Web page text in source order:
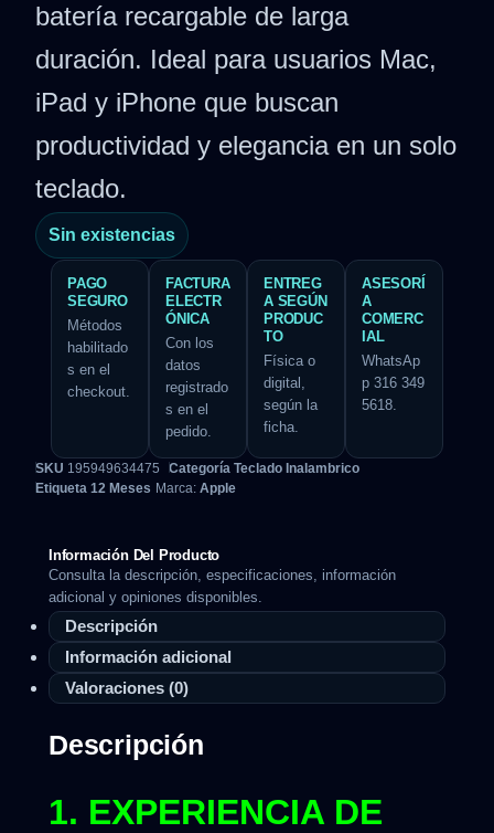
batería recargable de larga
duración. Ideal para usuarios Mac,
iPad y iPhone que buscan
productividad y elegancia en un solo
teclado.
Sin existencias
PAGO
SEGURO
Métodos
habilitado
s en el
checkout.
FACTURA
ELECTR
ÓNICA
Con los
datos
registrado
s en el
pedido.
ENTREG
A SEGÚN
PRODUC
TO
Física o
digital,
según la
ficha.
ASESORÍ
A
COMERC
IAL
WhatsAp
p 316 349
5618.
SKU 195949634475 Categoría Teclado Inalambrico
Etiqueta 12 Meses Marca: Apple
Información Del Producto
Consulta la descripción, especificaciones, información
adicional y opiniones disponibles.
Descripción
Información adicional
Valoraciones (0)
Descripción
1. EXPERIENCIA DE